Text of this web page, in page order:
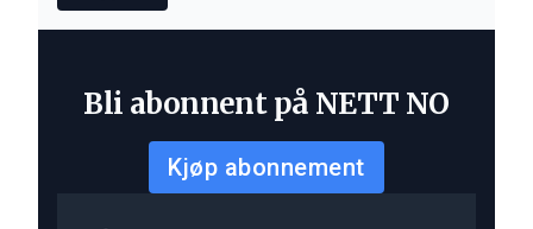
Bli abonnent på NETT NO
Kjøp abonnement